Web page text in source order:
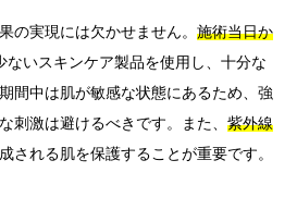
の実現には欠かせません。 施術当日か
ないスキンケア製品を使用し、十分な
間中は肌が敏感な状態にあるため、強
刺激は避けるべきです。また、 紫外線
される肌を保護することが重要です。